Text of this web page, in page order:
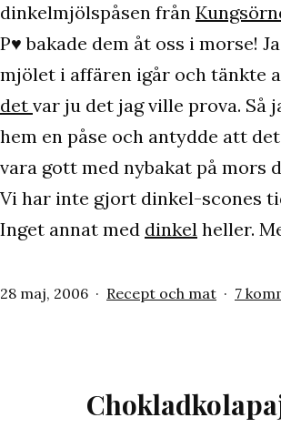
dinkelmjölspåsen från
P♥ bakade dem åt oss i morse!
mjölet i affären igår och tänkte
det var ju det jag ville prova. Så
hem en påse och antydde att
vara gott med nybakat på mors
Vi har inte gjort dinkel-scones
Inget annat med dinkel heller.
Publicerat
28 maj, 2006
Kategoriserat
Recept och mat 7